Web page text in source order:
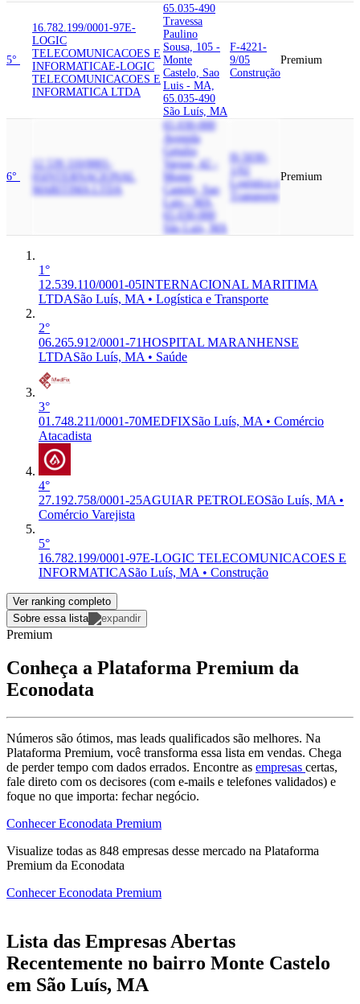
5°
16.782.199/0001-97E-
LOGIC
TELECOMUNICACOES E
INFORMATICAE-LOGIC
TELECOMUNICACOES E
INFORMATICA LTDA
65.035-490
Travessa
Paulino
Sousa, 105 -
Monte
Castelo, Sao
Luis - MA,
65.035-490
São Luís, MA
F-4221-
9/05
Construção
Premium
6°
12.539.110/0001-
INTERNACIONAL
MARITIMA LTDA
65.030-000
Avenida
Getulio
Vargas, 42 -
Monte
Castelo, Sao
Luis - MA,
65.030-000
São Luís, MA
H-5030-
Logística e
Transporte
Premium
1°
12.539.110/0001-05INTERNACIONAL MARITIMA
LTDASão Luís, MA • Logística e Transporte
2°
06.265.912/0001-71HOSPITAL MARANHENSE
LTDASão Luís, MA • Saúde
3°
01.748.211/0001-70MEDFIXSão Luís, MA • Comércio
Atacadista
4°
27.192.758/0001-25AGUIAR PETROLEOSão Luís, MA •
Comércio Varejista
5°
16.782.199/0001-97E-LOGIC TELECOMUNICACOES E
INFORMATICASão Luís, MA • Construção
Ver ranking completo
Sobre essa lista
Premium
Conheça a Plataforma Premium da
Econodata
Números são ótimos, mas leads qualificados são melhores. Na
Plataforma Premium, você transforma essa lista em vendas. Chega
de perder tempo com dados errados. Encontre as empresas certas,
fale direto com os decisores (com e-mails e telefones validados) e
foque no que importa: fechar negócio.
Conhecer Econodata Premium
Visualize todas as 848 empresas desse mercado na Plataforma
Premium da Econodata
Conhecer Econodata Premium
Lista das Empresas Abertas
Recentemente no bairro Monte Castelo
em São Luís, MA